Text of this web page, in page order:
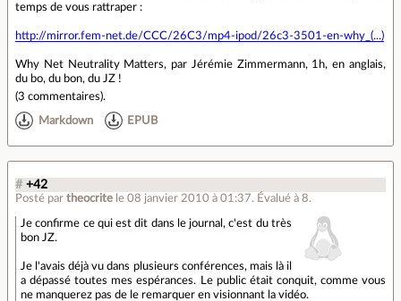
temps de vous rattraper :
http://mirror.fem-net.de/CCC/26C3/mp4-ipod/26c3-3501-en-why_(...)
Why Net Neutrality Matters, par Jérémie Zimmermann, 1h, en anglais,
du bo, du bon, du JZ !
(3 commentaires).
Markdown EPUB
# +42
Posté par theocrite le 08 janvier 2010 à 01:37. Évalué à 8.
Je confirme ce qui est dit dans le journal, c'est du très
bon JZ.
Je l'avais déjà vu dans plusieurs conférences, mais là il
a dépassé toutes mes espérances. Le public était conquit, comme vous
ne manquerez pas de le remarquer en visionnant la vidéo.